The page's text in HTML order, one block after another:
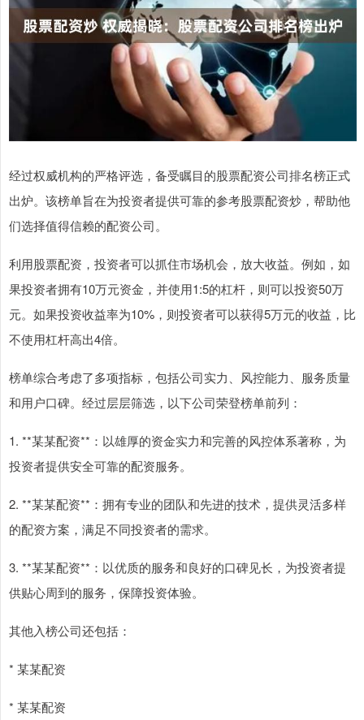
经过权威机构的严格评选，备受瞩目的股票配资公司排名榜正式
出炉。该榜单旨在为投资者提供可靠的参考股票配资炒，帮助他
们选择值得信赖的配资公司。
利用股票配资，投资者可以抓住市场机会，放大收益。例如，如
果投资者拥有10万元资金，并使用1:5的杠杆，则可以投资50万
元。如果投资收益率为10%，则投资者可以获得5万元的收益，比
不使用杠杆高出4倍。
榜单综合考虑了多项指标，包括公司实力、风控能力、服务质量
和用户口碑。经过层层筛选，以下公司荣登榜单前列：
1. **某某配资**：以雄厚的资金实力和完善的风控体系著称，为
投资者提供安全可靠的配资服务。
2. **某某配资**：拥有专业的团队和先进的技术，提供灵活多样
的配资方案，满足不同投资者的需求。
3. **某某配资**：以优质的服务和良好的口碑见长，为投资者提
供贴心周到的服务，保障投资体验。
其他入榜公司还包括：
* 某某配资
* 某某配资